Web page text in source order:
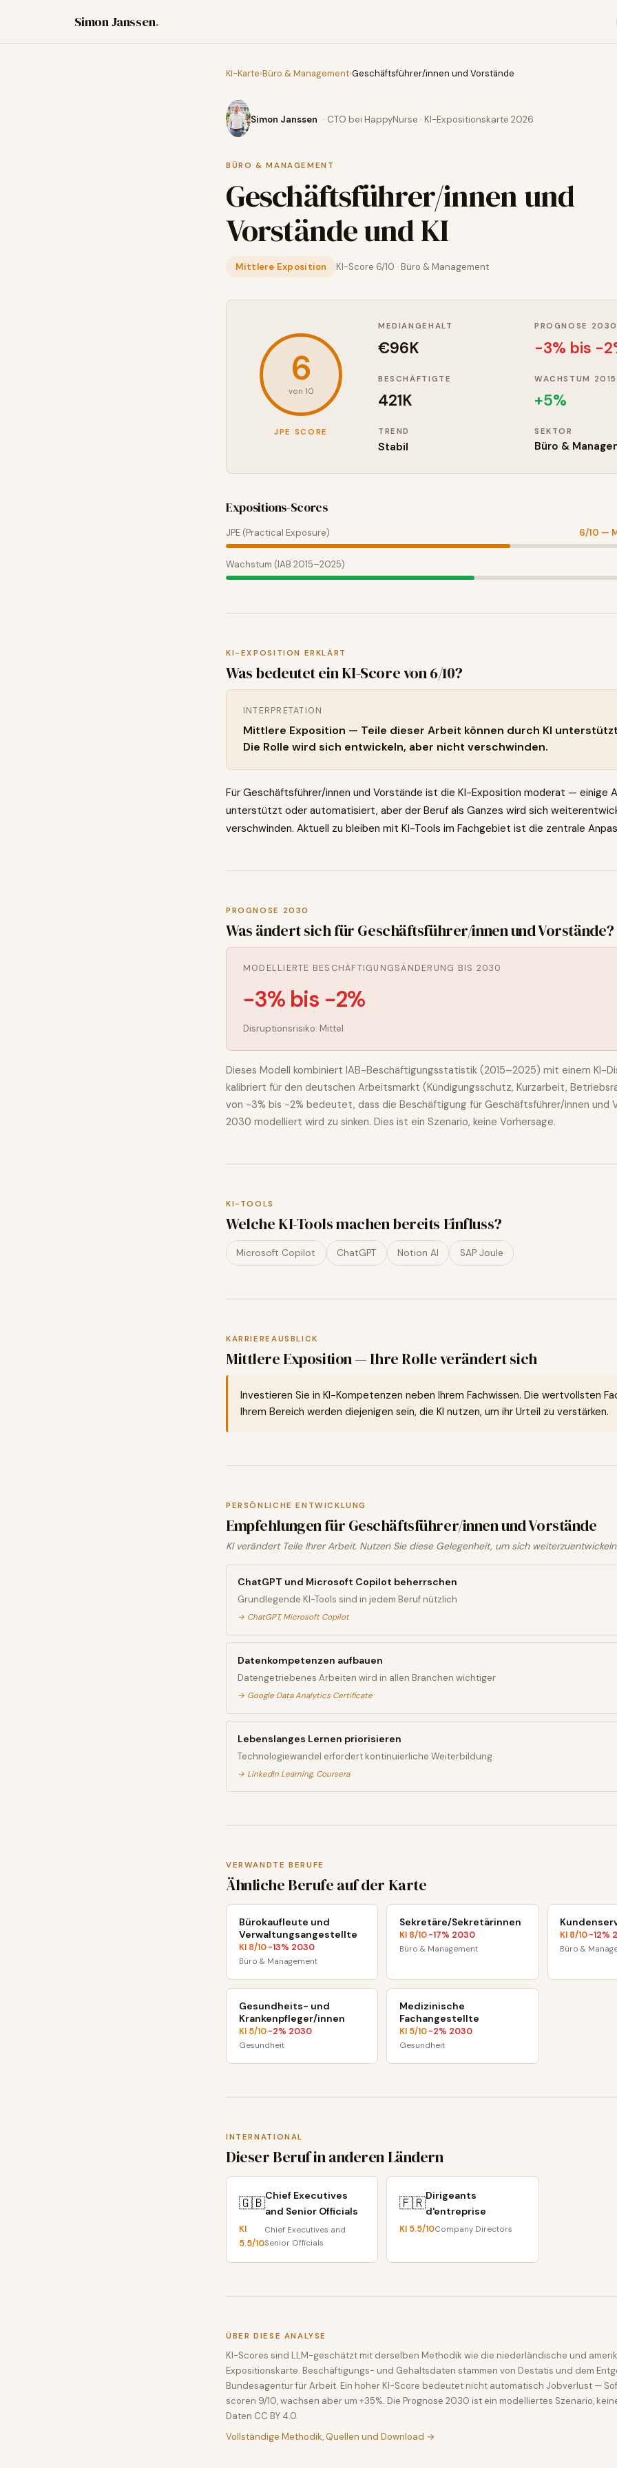
Simon Janssen.
KI-Karte›Büro & Management›Geschäftsführer/innen und Vorstände
Simon Janssen · CTO bei HappyNurse · KI-Expositionskarte 2026
BÜRO & MANAGEMENT
Geschäftsführer/innen und
Vorständeund KI
Mittlere Exposition KI-Score 6/10 · Büro & Management
6
von 10
JPE SCORE
MEDIANGEHALT
€96K
PROGNOSE 2030
-3% bis -
BESCHÄFTIGTE
421K
WACHSTUM
+5%
TREND
Stabil
SEKTOR
Büro &
Expositions-Scores
JPE (Practical Exposure) 6/10 —
Wachstum (IAB 2015–2025)
KI-EXPOSITION ERKLÄRT
Was bedeutet ein KI-Score von6/10?
INTERPRETATION
Mittlere Exposition — Teile dieser Arbeit können durch KI
Die Rolle wird sich entwickeln, aber nicht verschwinden.
Für Geschäftsführer/innen und Vorstände ist die KI-Exposition moderat — einige
unterstützt oder automatisiert, aber der Beruf als Ganzes wird sich
verschwinden. Aktuell zu bleiben mit KI-Tools im Fachgebiet ist die zentrale
PROGNOSE 2030
Was ändert sich für Geschäftsführer/innen und Vorstände?
MODELLIERTE BESCHÄFTIGUNGSÄNDERUNG BIS 2030
-3% bis -2%
Disruptionsrisiko: Mittel
Dieses Modell kombiniert IAB-Beschäftigungsstatistik (2015–2025) mit einem KI-
kalibriert für den deutschen Arbeitsmarkt (Kündigungsschutz, Kurzarbeit,
von -3% bis -2% bedeutet, dass die Beschäftigung für Geschäftsführer/innen und
2030 modelliert wird zu sinken. Dies ist ein Szenario, keine Vorhersage.
KI-TOOLS
Welche KI-Tools machen bereits Einfluss?
Microsoft Copilot ChatGPT Notion AI SAP Joule
KARRIEREAUSBLICK
Mittlere Exposition — Ihre Rolle verändert sich
Investieren Sie in KI-Kompetenzen neben Ihrem Fachwissen. Die wertvollsten
Ihrem Bereich werden diejenigen sein, die KI nutzen, um ihr Urteil zu verstärken.
PERSÖNLICHE ENTWICKLUNG
Empfehlungen für Geschäftsführer/innen und Vorstände
KI verändert Teile Ihrer Arbeit. Nutzen Sie diese Gelegenheit, um sich
ChatGPT und Microsoft Copilot beherrschen
Grundlegende KI-Tools sind in jedem Beruf nützlich
→ ChatGPT, Microsoft Copilot
Datenkompetenzen aufbauen
Datengetriebenes Arbeiten wird in allen Branchen wichtiger
→ Google Data Analytics Certificate
Lebenslanges Lernen priorisieren
Technologiewandel erfordert kontinuierliche Weiterbildung
→ LinkedIn Learning, Coursera
VERWANDTE BERUFE
Ähnliche Berufe auf der Karte
Bürokaufleute und
Verwaltungsangestellte
KI 8/10·-13% 2030
Büro & Management
Sekretäre/Sekretärinnen
KI 8/10·-17% 2030
Büro & Management
KI 8/10·-12%
Büro &
Gesundheits- und
Krankenpfleger/innen
KI 5/10·-2% 2030
Gesundheit
Medizinische
Fachangestellte
KI 5/10·-2% 2030
Gesundheit
INTERNATIONAL
Dieser Beruf in anderen Ländern
🇬🇧Chief Executives
and Senior Officials
KI
5.5/10
Chief Executives and
Senior Officials
🇫🇷Dirigeants
d'entreprise
KI 5.5/10Company Directors
ÜBER DIESE ANALYSE
KI-Scores sind LLM-geschätzt mit derselben Methodik wie die niederländische und
Expositionskarte. Beschäftigungs- und Gehaltsdaten stammen von Destatis und dem
Bundesagentur für Arbeit. Ein hoher KI-Score bedeutet nicht automatisch Jobverlust —
scoren 9/10, wachsen aber um +35%. Die Prognose 2030 ist ein modelliertes Szenario,
Daten CC BY 4.0.
Vollständige Methodik, Quellen und Download →